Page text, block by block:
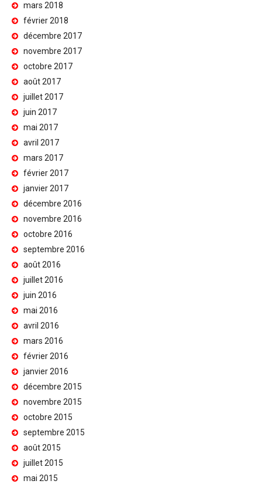
mars 2018
février 2018
décembre 2017
novembre 2017
octobre 2017
août 2017
juillet 2017
juin 2017
mai 2017
avril 2017
mars 2017
février 2017
janvier 2017
décembre 2016
novembre 2016
octobre 2016
septembre 2016
août 2016
juillet 2016
juin 2016
mai 2016
avril 2016
mars 2016
février 2016
janvier 2016
décembre 2015
novembre 2015
octobre 2015
septembre 2015
août 2015
juillet 2015
mai 2015